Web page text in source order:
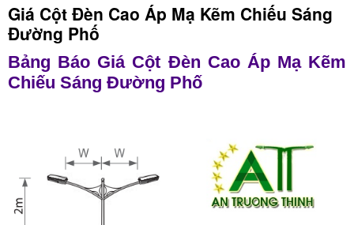
Giá Cột Đèn Cao Áp Mạ Kẽm Chiếu Sáng
Đường Phố
Bảng Báo Giá Cột Đèn Cao Áp Mạ Kẽm
Chiếu Sáng Đường Phố